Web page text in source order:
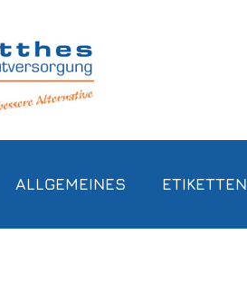
ALLGEMEINES ETIKETTEN